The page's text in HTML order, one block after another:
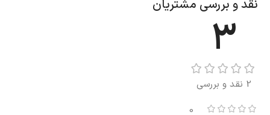
نقد و بررسی مشتریان
3
2 نقد و بررسی
0